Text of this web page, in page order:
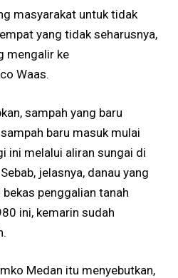
masyarakat untuk tidak
yang tidak seharusnya,
mengalir ke
Waas.
sampah yang baru
baru masuk mulai
ini melalui aliran sungai di
jelasnya, danau yang
penggalian tanah
ini, kemarin sudah
Medan itu menyebutkan,